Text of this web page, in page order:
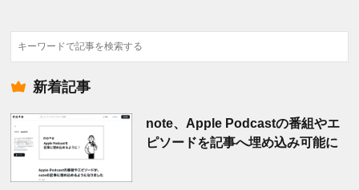
検
索
新着記事
note、Apple Podcastの番組やエ
ピソードを記事へ埋め込み可能に